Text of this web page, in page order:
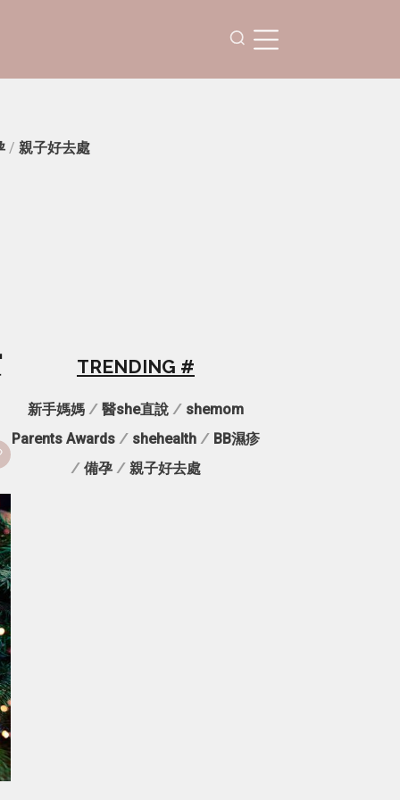
/ 親子好去處
TRENDING #
新手媽媽 / 醫she直說 / shemom
Parents Awards / shehealth / BB濕疹
/ 備孕 / 親子好去處